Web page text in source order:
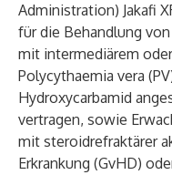
Administration) Jakafi
für die Behandlung
mit intermediärem
Polycythaemia vera
Hydroxycarbamid
vertragen, sowie
mit steroidrefraktärer
Erkrankung (GvHD)